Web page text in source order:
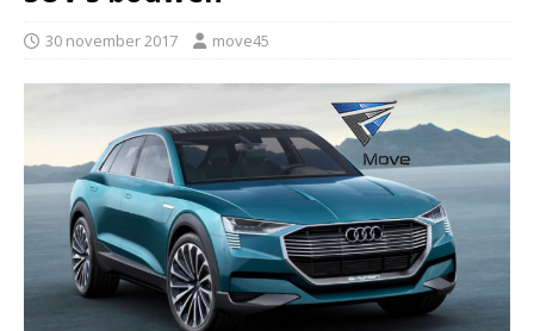
30 november 2017 move45